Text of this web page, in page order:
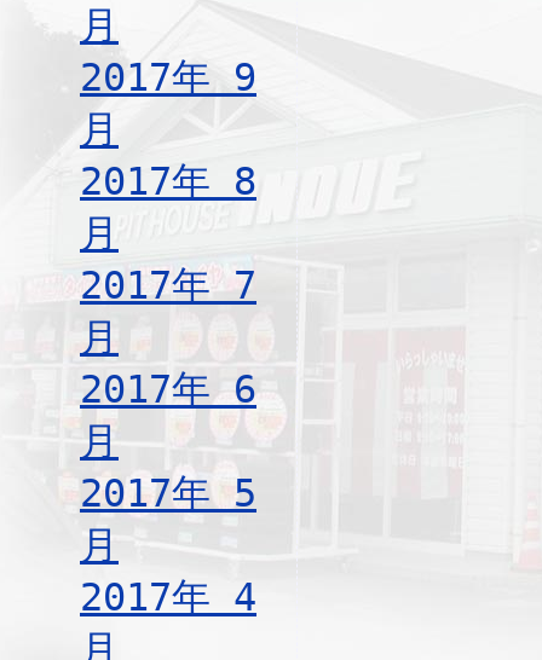
月
2017年 9
月
2017年 8
月
2017年 7
月
2017年 6
月
2017年 5
月
2017年 4
月